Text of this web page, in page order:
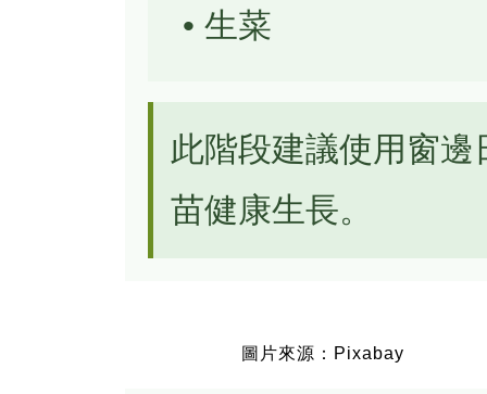
• 生菜
此階段建議使用窗
苗健康生長。
圖片來源：Pixabay